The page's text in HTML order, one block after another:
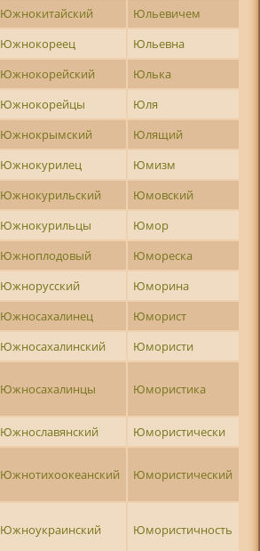
Южнокитайский
Юльевичем
Южнокореец
Юльевна
Южнокорейский
Юлька
Южнокорейцы
Юля
Южнокрымский
Юлящий
Южнокурилец
Юмизм
Южнокурильский
Юмовский
Южнокурильцы
Юмор
Южноплодовый
Юмореска
Южнорусский
Юморина
Южносахалинец
Юморист
Южносахалинский
Юмористи
Южносахалинцы Юмористика
Южнославянский
Юмористически
Южнотихоокеанский Юмористический
Южноукраинский Юмористичность